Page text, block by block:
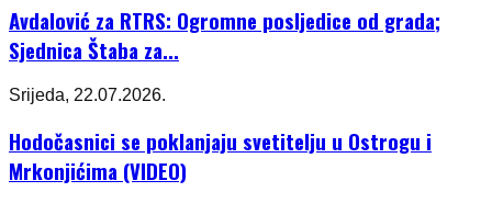
Avdalović za RTRS: Ogromne posljedice od grada;
Sjednica Štaba za...
Srijeda, 22.07.2026.
Hodočasnici se poklanjaju svetitelju u Ostrogu i
Mrkonjićima (VIDEO)